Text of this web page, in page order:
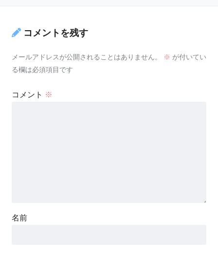
コメントを残す
メールアドレスが公開されることはありません。 ※ が付いてい
る欄は必須項目です
コメント ※
名前